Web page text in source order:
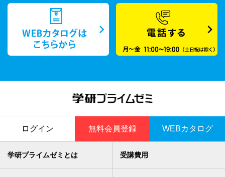
WEBカタログ
無料会員登録
ログイン
学研プライムゼミとは 受講費用